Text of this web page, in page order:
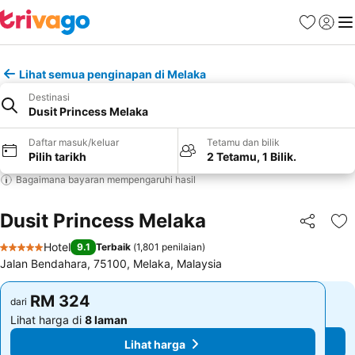
Kegemaran
Daftar
Lihat semua penginapan di Melaka
Destinasi
Dusit Princess Melaka
Daftar masuk/keluar
Pilih tarikh
Tetamu dan bilik
2 Tetamu, 1 Bilik.
Bagaimana bayaran mempengaruhi hasil
Dusit Princess Melaka Kongsi
5 Bintang
Hotel 9.1 Terbaik (1,801 penilaian)
Jalan Bendahara, 75100, Melaka, Malaysia
dari RM 324
Lihat harga di 8 laman
Lihat harga
dari RM 324
Lihat harga di 8 laman
Lihat harga